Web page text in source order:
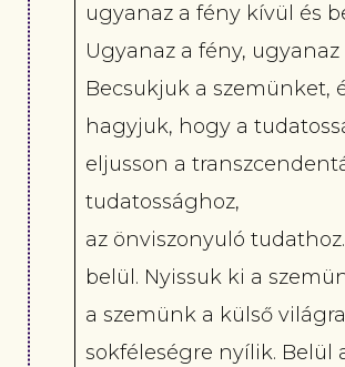
ugyanaz a fény kívül és
Ugyanaz a fény, ugyanaz
Becsukjuk a szemünket,
hagyjuk, hogy a
eljusson a
tudatossághoz,
az önviszonyuló
belül. Nyissuk ki a
a szemünk a külső
sokféleségre nyílik. Belül